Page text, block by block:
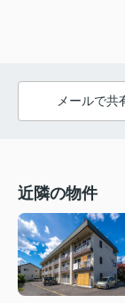
メールで共
近隣の物件